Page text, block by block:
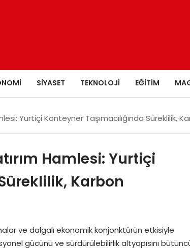
SIYASET TEKNOLOJI EĞITIM
Yurtiçi Konteyner Taşımacılığında
Hamlesi: Yurtiçi
Karbon
ve dalgalı ekonomik konjonktürün etkisiyle
gücünü ve sürdürülebilirlik altyapısını